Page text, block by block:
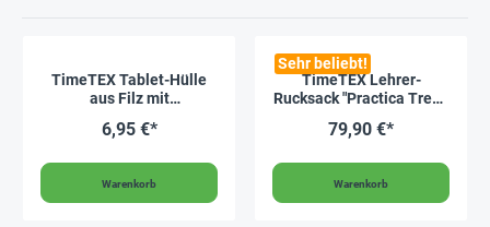
TimeTEX Tablet-Hülle
aus Filz mit
cm
6,95 €*
Warenkorb
Sehr beliebt!
TimeTEX Lehrer-
Rucksack "Practica Trend
79,90 €*
Warenkorb